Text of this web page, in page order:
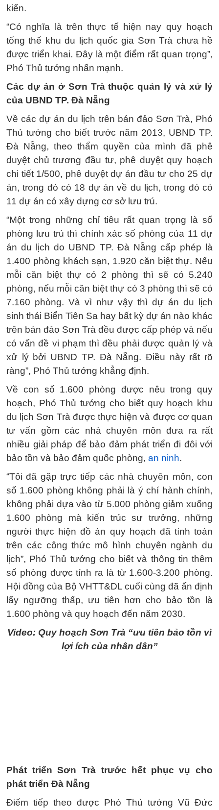
kiến.
“Có nghĩa là trên thực tế hiện nay quy hoạch
tổng thể khu du lịch quốc gia Sơn Trà chưa hề
được triển khai. Đây là một điểm rất quan trọng”,
Phó Thủ tướng nhấn mạnh.
Các dự án ở Sơn Trà thuộc quản lý và xử lý
của UBND TP. Đà Nẵng
Về các dự án du lịch trên bán đảo Sơn Trà, Phó
Thủ tướng cho biết trước năm 2013, UBND TP.
Đà Nẵng, theo thẩm quyền của mình đã phê
duyệt chủ trương đầu tư, phê duyệt quy hoạch
chi tiết 1/500, phê duyệt dự án đầu tư cho 25 dự
án, trong đó có 18 dự án về du lịch, trong đó có
11 dự án có xây dựng cơ sở lưu trú.
“Một trong những chỉ tiêu rất quan trọng là số
phòng lưu trú thì chính xác số phòng của 11 dự
án du lịch do UBND TP. Đà Nẵng cấp phép là
1.400 phòng khách sạn, 1.920 căn biệt thự. Nếu
mỗi căn biệt thự có 2 phòng thì sẽ có 5.240
phòng, nếu mỗi căn biệt thự có 3 phòng thì sẽ có
7.160 phòng. Và vì như vậy thì dự án du lịch
sinh thái Biển Tiên Sa hay bất kỳ dự án nào khác
trên bán đảo Sơn Trà đều được cấp phép và nếu
có vấn đề vi phạm thì đều phải được quản lý và
xử lý bởi UBND TP. Đà Nẵng. Điều này rất rõ
ràng”, Phó Thủ tướng khẳng định.
Về con số 1.600 phòng được nêu trong quy
hoạch, Phó Thủ tướng cho biết quy hoạch khu
du lịch Sơn Trà được thực hiện và được cơ quan
tư vấn gồm các nhà chuyên môn đưa ra rất
nhiều giải pháp để bảo đảm phát triển đi đôi với
bảo tồn và bảo đảm quốc phòng, an ninh.
“Tôi đã gặp trực tiếp các nhà chuyên môn, con
số 1.600 phòng không phải là ý chí hành chính,
không phải dựa vào từ 5.000 phòng giảm xuống
1.600 phòng mà kiến trúc sư trưởng, những
người thực hiện đồ án quy hoạch đã tính toán
trên các công thức mô hình chuyên ngành du
lịch”, Phó Thủ tướng cho biết và thông tin thêm
số phòng được tính ra là từ 1.600-3.200 phòng.
Hội đồng của Bộ VHTT&DL cuối cùng đã ấn định
lấy ngưỡng thấp, ưu tiên hơn cho bảo tồn là
1.600 phòng và quy hoạch đến năm 2030.
Video: Quy hoạch Sơn Trà “ưu tiên bảo tồn vì
lợi ích của nhân dân”
Phát triển Sơn Trà trước hết phục vụ cho
phát triển Đà Nẵng
Điểm tiếp theo được Phó Thủ tướng Vũ Đức